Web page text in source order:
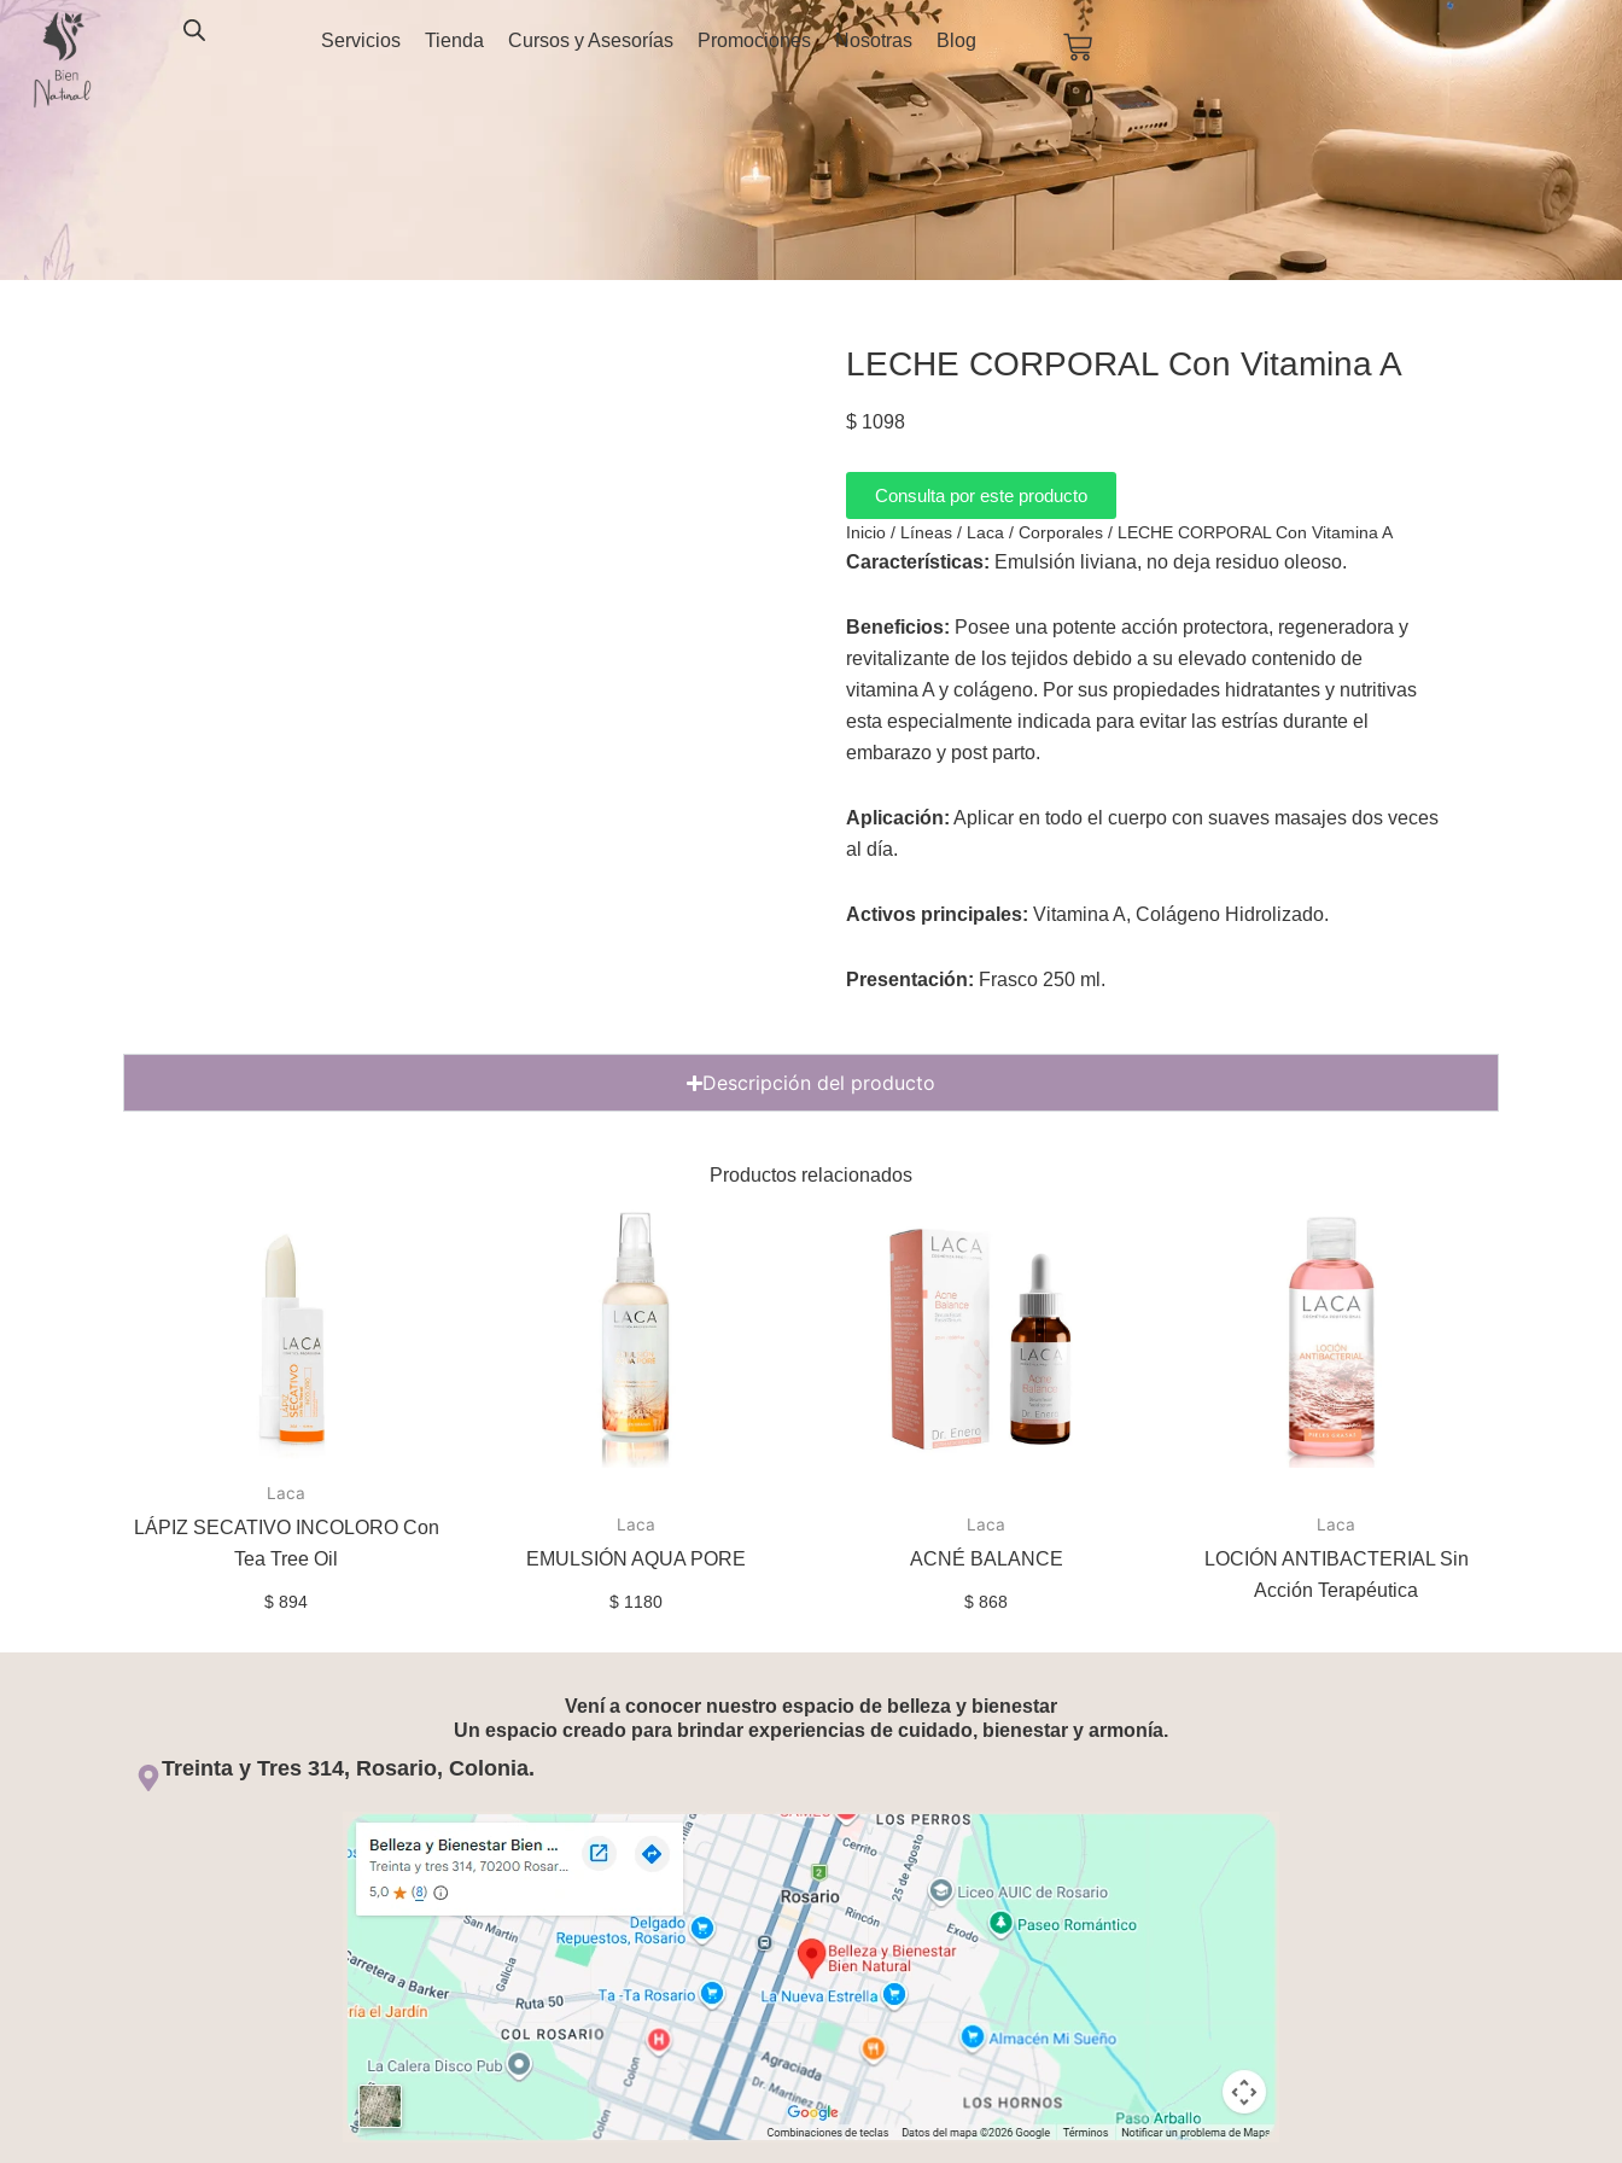
Ir
contenido
Servicios Tienda Cursos y Asesorías Promociones Nosotras Blog Carrito
LECHE CORPORAL Con Vitamina A
$1098
Consulta por este producto
Inicio/ Líneas/ Laca/ Corporales/ LECHE CORPORAL Con Vitamina A
Características: Emulsión liviana, no deja residuo oleoso.
Beneficios: Posee una potente acción protectora, regeneradora y
revitalizante de los tejidos debido a su elevado contenido de
vitamina A y colágeno. Por sus propiedades hidratantes y nutritivas
esta especialmente indicada para evitar las estrías durante el
embarazo y post parto.
Aplicación: Aplicar en todo el cuerpo con suaves masajes dos veces
al día.
Activos principales: Vitamina A, Colágeno Hidrolizado.
Presentación: Frasco 250 ml.
Descripción del producto
Productos relacionados
Laca
LÁPIZ SECATIVO INCOLORO Con
Tea Tree Oil
$ 894
Laca
EMULSIÓN AQUA PORE
$ 1180
Laca
ACNÉ BALANCE
$ 868
Laca
LOCIÓN ANTIBACTERIAL Sin
Acción Terapéutica
Vení a conocer nuestro espacio de belleza y bienestar
Un espacio creado para brindar experiencias de cuidado, bienestar y armonía.
Treinta y Tres 314, Rosario, Colonia.